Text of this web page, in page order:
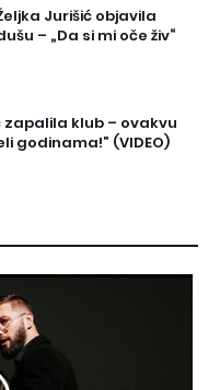
Jurišić objavila
– „Da si mi oče živ“
zapalila klub – ovakvu
godinama!” (VIDEO)